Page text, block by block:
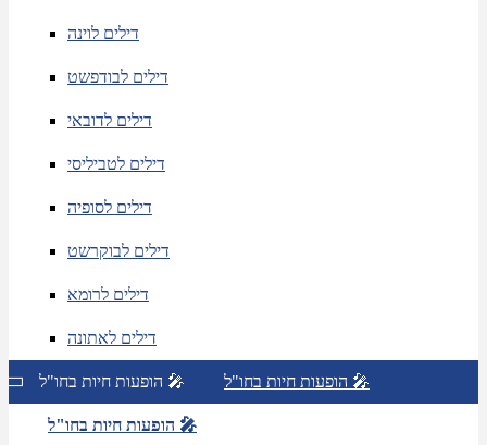
דילים לוינה
דילים לבודפשט
דילים לדובאי
דילים לטביליסי
דילים לסופיה
דילים לבוקרשט
דילים לרומא
דילים לאתונה
הופעות חיות בחו"ל 🎤 הופעות חיות בחו"ל 🎤
הופעות חיות בחו"ל 🎤